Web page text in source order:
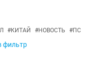
#КИТАЙ #НОВОСТЬ #ПС
фильтр